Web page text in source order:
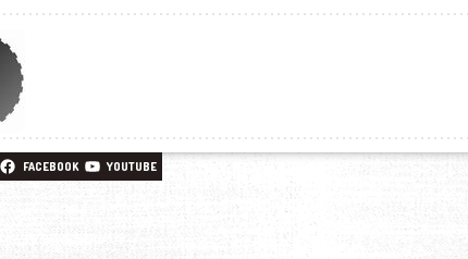
FACEBOOK YOUTUBE